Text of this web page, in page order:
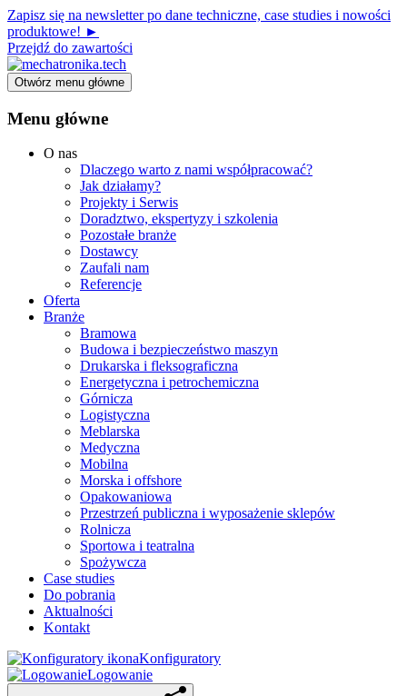
Zapisz się na newsletter po dane techniczne, case studies i nowości
produktowe! ►
Przejdź do zawartości
Otwórz menu główne
Menu główne
O nas
Dlaczego warto z nami współpracować?
Jak działamy?
Projekty i Serwis
Doradztwo, ekspertyzy i szkolenia
Pozostałe branże
Dostawcy
Zaufali nam
Referencje
Oferta
Branże
Bramowa
Budowa i bezpieczeństwo maszyn
Drukarska i fleksograficzna
Energetyczna i petrochemiczna
Górnicza
Logistyczna
Meblarska
Medyczna
Mobilna
Morska i offshore
Opakowaniowa
Przestrzeń publiczna i wyposażenie sklepów
Rolnicza
Sportowa i teatralna
Spożywcza
Case studies
Do pobrania
Aktualności
Kontakt
Konfiguratory
Logowanie